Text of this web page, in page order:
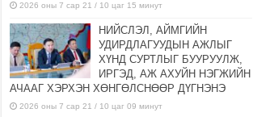
2026 оны 7 сар 21 / 10 цаг 15 минут
НИЙСЛЭЛ, АЙМГИЙН
УДИРДЛАГУУДЫН АЖЛЫГ
ХҮНД СУРТЛЫГ БУУРУУЛЖ,
ИРГЭД, АЖ АХУЙН НЭГЖИЙН
АЧААГ ХЭРХЭН ХӨНГӨЛСНӨӨР ДҮГНЭНЭ
2026 оны 7 сар 21 / 10 цаг 09 минут